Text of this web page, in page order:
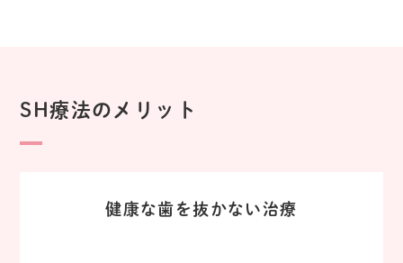
SH療法のメリット
健康な歯を抜かない治療